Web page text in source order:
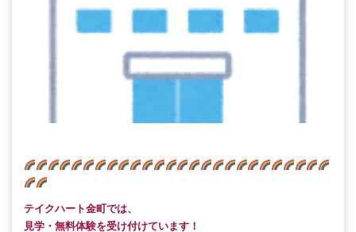
テイクハート金町では、
見学・無料体験を受け付けています！